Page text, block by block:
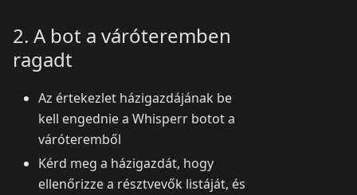
2. A bot a váróteremben
ragadt
Az értekezlet házigazdájának be
kell engednie a Whisperr botot a
váróteremből
Kérd meg a házigazdát, hogy
ellenőrizze a résztvevők listáját, és